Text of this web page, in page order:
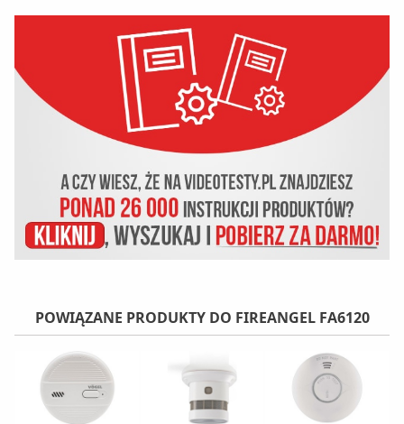
POWIĄZANE PRODUKTY DO FIREANGEL FA6120